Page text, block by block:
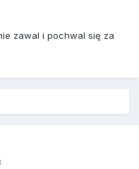
zawal i pochwal się za